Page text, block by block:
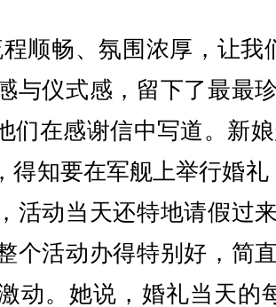
顺畅、氛围浓厚，让我
与仪式感，留下了最最
们在感谢信中写道。新
得知要在军舰上举行婚
活动当天还特地请假过
个活动办得特别好，简
动。她说，婚礼当天的